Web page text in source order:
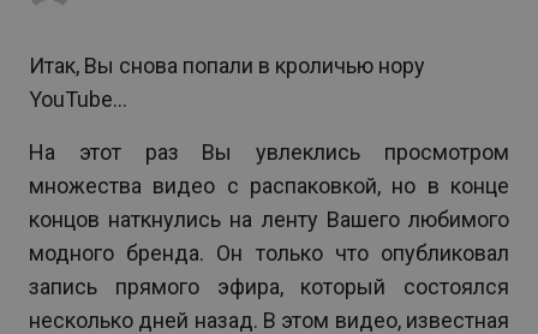
Итак, Вы снова попали в кроличью нору
YouTube…
На этот раз Вы увлеклись просмотром
множества видео с распаковкой, но в конце
концов наткнулись на ленту Вашего любимого
модного бренда. Он только что опубликовал
запись прямого эфира, который состоялся
несколько дней назад. В этом видео, известная